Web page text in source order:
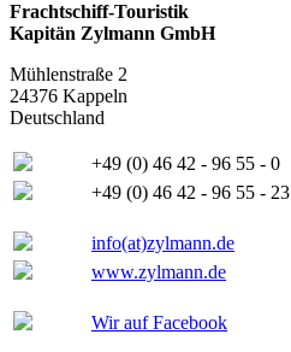
Frachtschiff-Touristik
Kapitän Zylmann GmbH
Mühlenstraße 2
24376 Kappeln
Deutschland
+49 (0) 46 42 - 96 55 - 0
+49 (0) 46 42 - 96 55 - 23
info(at)zylmann.de
www.zylmann.de
Wir auf Facebook